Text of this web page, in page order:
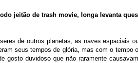
jeitão de trash movie, longa levanta
de outros planetas, as naves espaciais
seus tempos de glória, mas com o tempo
gosto duvidoso que não raramente